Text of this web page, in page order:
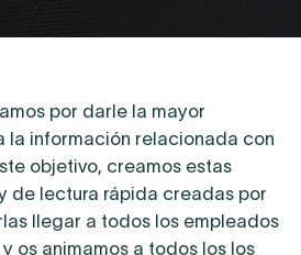
por darle la mayor
la información relacionada con
objetivo, creamos estas
de lectura rápida creadas por
llegar a todos los empleados
os animamos a todos los los